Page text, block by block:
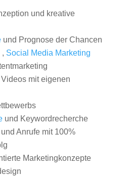
und kreative
und Prognose der Chancen
, Social Media Marketing
mit eigenen
und Keywordrecherche
Anrufe mit 100%
Marketingkonzepte